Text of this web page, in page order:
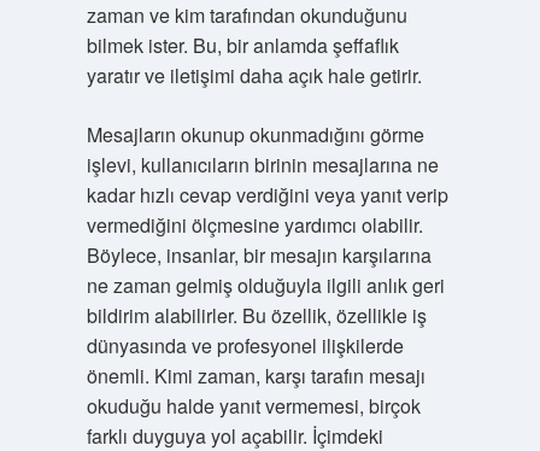
zaman ve kim tarafından okunduğunu
bilmek ister. Bu, bir anlamda şeffaflık
yaratır ve iletişimi daha açık hale getirir.
Mesajların okunup okunmadığını görme
işlevi, kullanıcıların birinin mesajlarına ne
kadar hızlı cevap verdiğini veya yanıt verip
vermediğini ölçmesine yardımcı olabilir.
Böylece, insanlar, bir mesajın karşılarına
ne zaman gelmiş olduğuyla ilgili anlık geri
bildirim alabilirler. Bu özellik, özellikle iş
dünyasında ve profesyonel ilişkilerde
önemli. Kimi zaman, karşı tarafın mesajı
okuduğu halde yanıt vermemesi, birçok
farklı duyguya yol açabilir. İçimdeki